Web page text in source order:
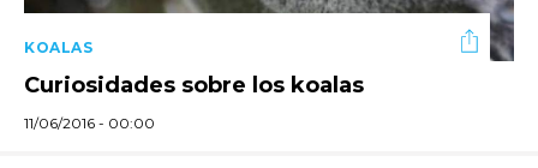
KOALAS
Curiosidades sobre los koalas
11/06/2016 - 00:00